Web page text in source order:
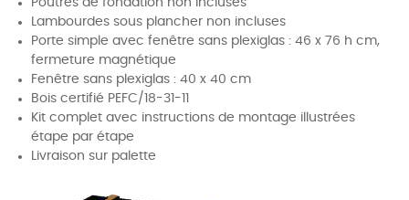
Poutres de fondation non incluses
Lambourdes sous plancher non incluses
Porte simple avec fenêtre sans plexiglas : 46 x 76 h cm,
fermeture magnétique
Fenêtre sans plexiglas : 40 x 40 cm
Bois certifié PEFC/18-31-11
Kit complet avec instructions de montage illustrées
étape par étape
Livraison sur palette